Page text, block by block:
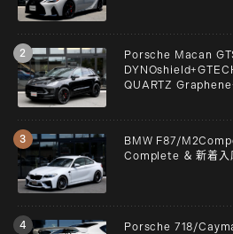
Porsche Macan
QUARTZ
BMW F87/
Complete ＆ 新着入
Porsche 718/